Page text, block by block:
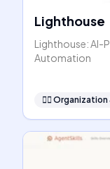
Lighthouse
Lighthouse: AI-
Automation
🧞‍♂️ Organization